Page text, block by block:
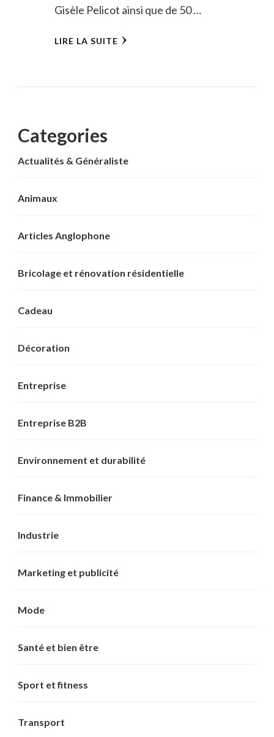
Gisèle Pelicot ainsi que de 50 …
LIRE LA SUITE
Categories
Actualités & Généraliste
Animaux
Articles Anglophone
Bricolage et rénovation résidentielle
Cadeau
Décoration
Entreprise
Entreprise B2B
Environnement et durabilité
Finance & Immobilier
Industrie
Marketing et publicité
Mode
Santé et bien être
Sport et fitness
Transport